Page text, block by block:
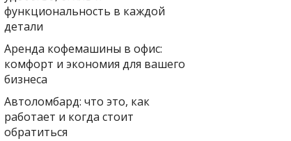
функциональность в каждой
детали
Аренда кофемашины в офис:
комфорт и экономия для вашего
бизнеса
Автоломбард: что это, как
работает и когда стоит
обратиться